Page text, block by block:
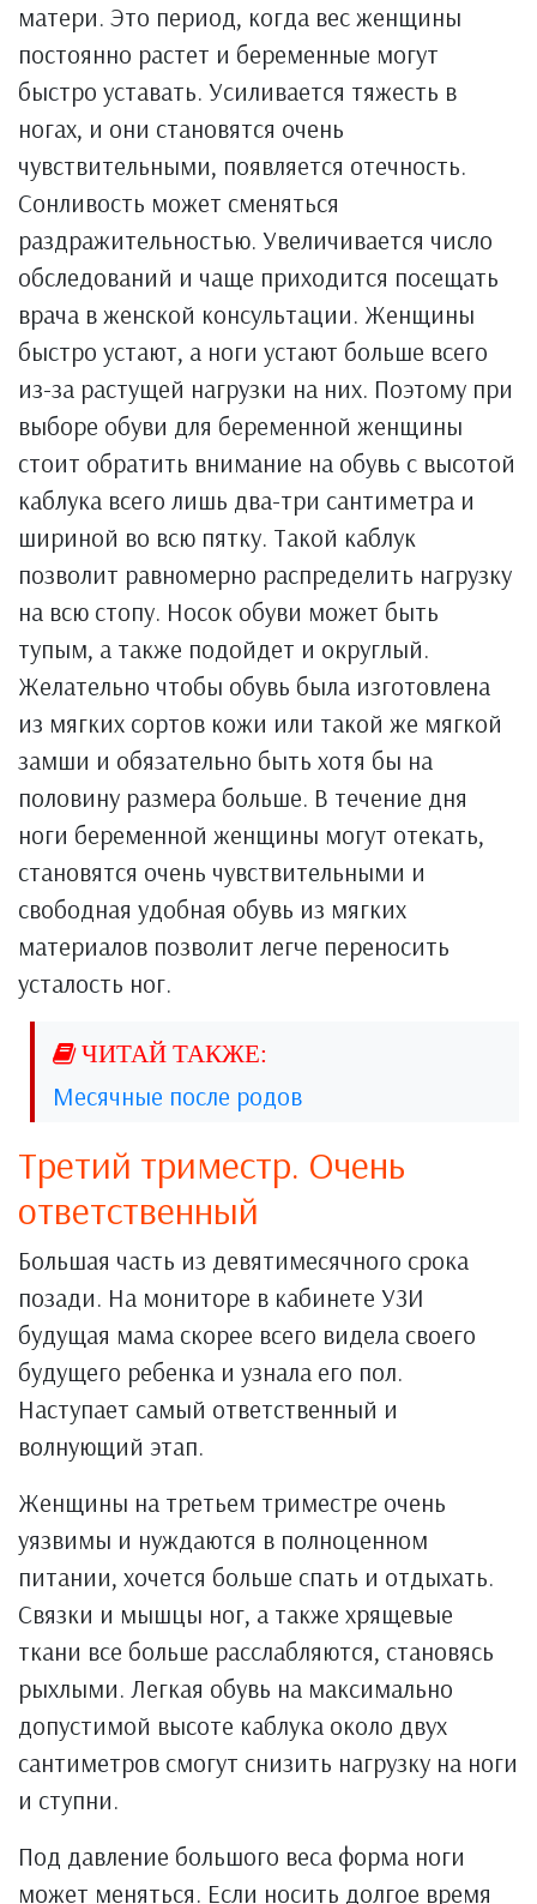
матери. Это период, когда вес женщины
постоянно растет и беременные могут
быстро уставать. Усиливается тяжесть в
ногах, и они становятся очень
чувствительными, появляется отечность.
Сонливость может сменяться
раздражительностью. Увеличивается число
обследований и чаще приходится посещать
врача в женской консультации. Женщины
быстро устают, а ноги устают больше всего
из-за растущей нагрузки на них. Поэтому при
выборе обуви для беременной женщины
стоит обратить внимание на обувь с высотой
каблука всего лишь два-три сантиметра и
шириной во всю пятку. Такой каблук
позволит равномерно распределить нагрузку
на всю стопу. Носок обуви может быть
тупым, а также подойдет и округлый.
Желательно чтобы обувь была изготовлена
из мягких сортов кожи или такой же мягкой
замши и обязательно быть хотя бы на
половину размера больше. В течение дня
ноги беременной женщины могут отекать,
становятся очень чувствительными и
свободная удобная обувь из мягких
материалов позволит легче переносить
усталость ног.
Месячные после родов
Третий триместр. Очень
ответственный
Большая часть из девятимесячного срока
позади. На мониторе в кабинете УЗИ
будущая мама скорее всего видела своего
будущего ребенка и узнала его пол.
Наступает самый ответственный и
волнующий этап.
Женщины на третьем триместре очень
уязвимы и нуждаются в полноценном
питании, хочется больше спать и отдыхать.
Связки и мышцы ног, а также хрящевые
ткани все больше расслабляются, становясь
рыхлыми. Легкая обувь на максимально
допустимой высоте каблука около двух
сантиметров смогут снизить нагрузку на ноги
и ступни.
Под давление большого веса форма ноги
может меняться. Если носить долгое время